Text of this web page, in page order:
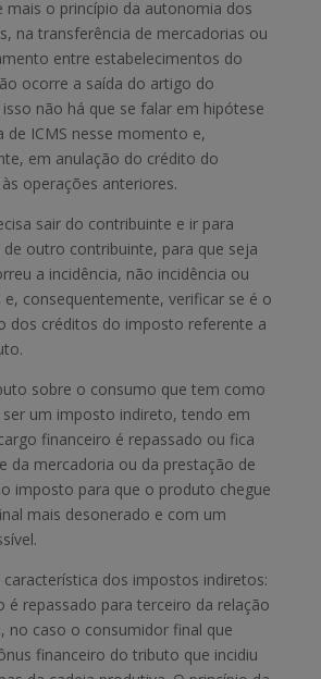
mais o princípio da autonomia dos
na transferência de mercadorias ou
entre estabelecimentos do
ocorre a saída do artigo do
não há que se falar em hipótese
de ICMS nesse momento e,
em anulação do crédito do
operações anteriores.
sair do contribuinte e ir para
outro contribuinte, para que seja
a incidência, não incidência ou
e, consequentemente, verificar se é o
dos créditos do imposto referente a
sobre o consumo que tem como
um imposto indireto, tendo em
financeiro é repassado ou fica
da mercadoria ou da prestação de
imposto para que o produto chegue
mais desonerado e com um
característica dos impostos indiretos:
é repassado para terceiro da relação
no caso o consumidor final que
financeiro do tributo que incidiu